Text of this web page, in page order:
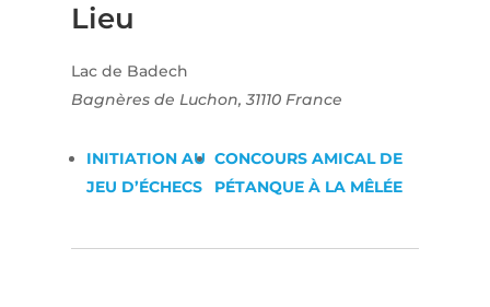
Lieu
Lac de Badech
Bagnères de Luchon, 31110 France
INITIATION AU
JEU D’ÉCHECS
CONCOURS AMICAL DE
PÉTANQUE À LA MÊLÉE